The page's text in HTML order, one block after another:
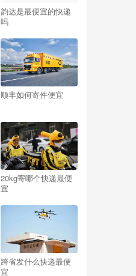
韵达是最便宜的快递
吗
顺丰如何寄件便宜
20kg寄哪个快递最便
宜
跨省发什么快递最便
宜